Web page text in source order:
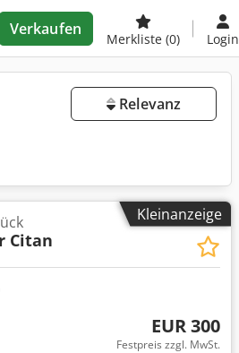
Verkaufen
Merkliste (0) Login
Relevanz
Kleinanzeige
Citan
EUR 300
Festpreis zzgl. MwSt.